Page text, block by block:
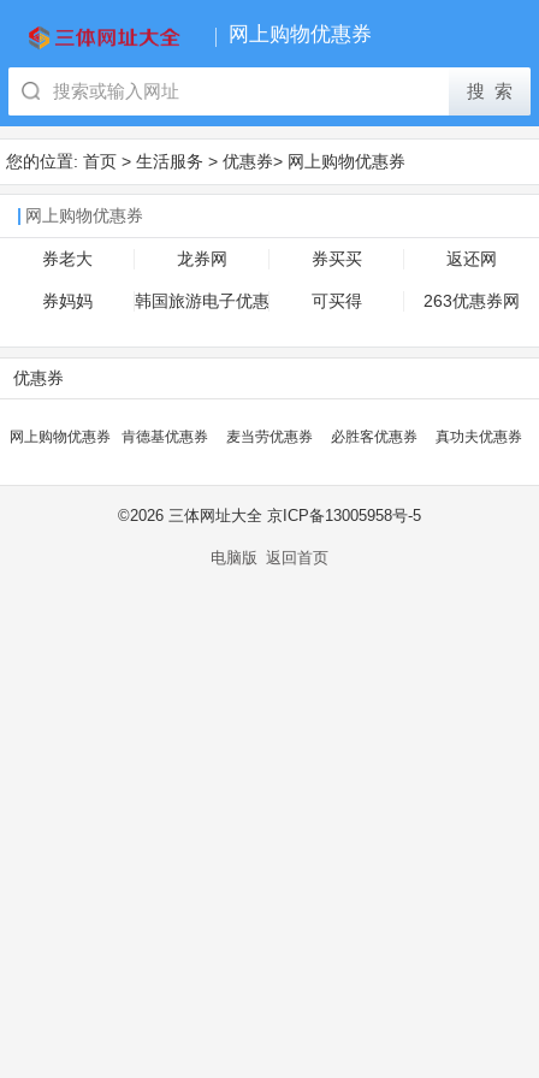
网上购物优惠券
您的位置: 首页 > 生活服务 > 优惠券> 网上购物优惠券
网上购物优惠券
券老大 龙券网 券买买 返还网
券妈妈 韩国旅游电子优惠
券
可买得 263优惠券网
优惠券
网上购物优惠券 肯德基优惠券 麦当劳优惠券 必胜客优惠券 真功夫优惠券
©2026 三体网址大全 京ICP备13005958号-5
电脑版 返回首页